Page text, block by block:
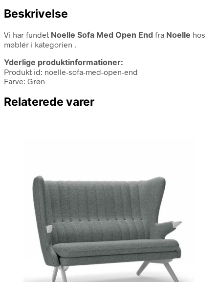
Beskrivelse
Vi har fundet Noelle Sofa Med Open End fra Noelle hos
møblér i kategorien .
Yderlige produktinformationer:
Produkt id: noelle-sofa-med-open-end
Farve: Grøn
Relaterede varer